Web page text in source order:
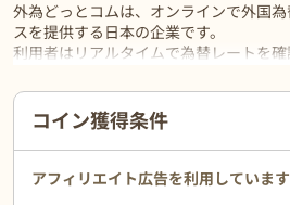
外為どっとコムは、オンラインで外国
スを提供する日本の企業です。
利用者はリアルタイムで為替レートを
また、市場分析やチャート、ニュース
り、FX取引に必要なサポートを提供して
ご利用前に必ずお読みください
コイン獲得条件
アフィリエイト広告を利用しています